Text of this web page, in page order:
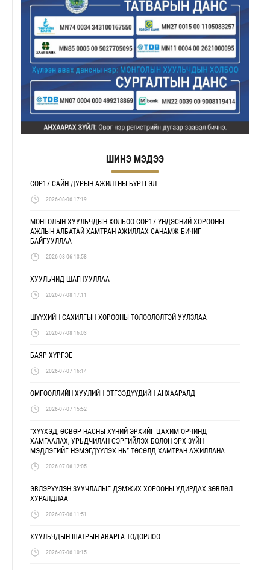
ШИНЭ МЭДЭЭ
COP17 САЙН ДУРЫН АЖИЛТНЫ БҮРТГЭЛ
2026-08-06 17:19
МОНГОЛЫН ХУУЛЬЧДЫН ХОЛБОО COP17 ҮНДЭСНИЙ ХОРООНЫ
АЖЛЫН АЛБАТАЙ ХАМТРАН АЖИЛЛАХ САНАМЖ БИЧИГ
БАЙГУУЛЛАА
2026-08-06 13:58
ХУУЛЬЧИД ШАГНУУЛЛАА
2026-07-08 17:11
ШҮҮХИЙН САХИЛГЫН ХОРООНЫ ТӨЛӨӨЛӨЛТЭЙ УУЛЗЛАА
2026-07-08 16:03
БАЯР ХҮРГЭЕ
2026-07-07 16:14
ӨМГӨӨЛЛИЙН ХУУЛИЙН ЭТГЭЭДҮҮДИЙН АНХААРАЛД
2026-07-07 15:52
“ХҮҮХЭД, ӨСВӨР НАСНЫ ХҮНИЙ ЭРХИЙГ ЦАХИМ ОРЧИНД
ХАМГААЛАХ, УРЬДЧИЛАН СЭРГИЙЛЭХ БОЛОН ЭРХ ЗҮЙН
МЭДЛЭГИЙГ НЭМЭГДҮҮЛЭХ НЬ” ТӨСӨЛД ХАМТРАН АЖИЛЛАНА
2026-07-06 12:05
ЭВЛЭРҮҮЛЭН ЗУУЧЛАЛЫГ ДЭМЖИХ ХОРООНЫ УДИРДАХ ЗӨВЛӨЛ
ХУРАЛДЛАА
2026-07-06 11:51
ХУУЛЬЧДЫН ШАТРЫН АВАРГА ТОДОРЛОО
2026-07-06 10:15